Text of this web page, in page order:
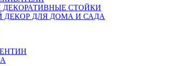
ДЕКОРАТИВНЫЕ СТОЙКИ
ДЕКОР ДЛЯ ДОМА И САДА